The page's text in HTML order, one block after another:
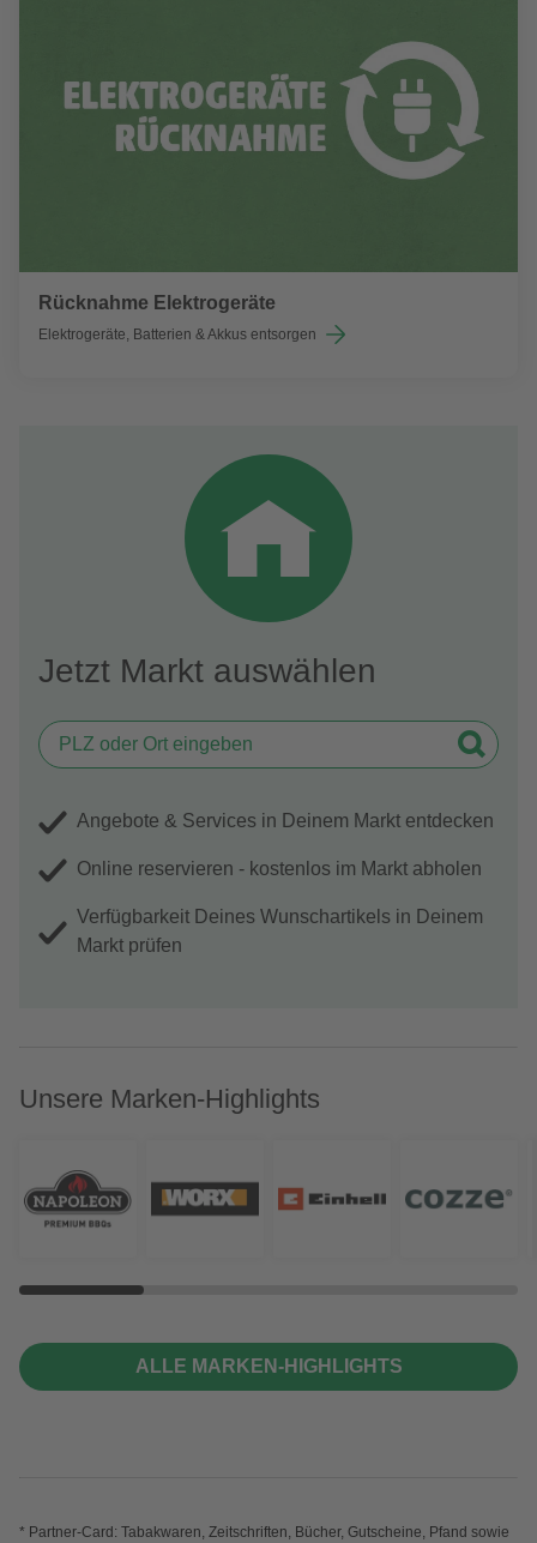
Rücknahme Elektrogeräte
Elektrogeräte, Batterien & Akkus entsorgen
Jetzt Markt auswählen
Angebote & Services in Deinem Markt entdecken
Online reservieren - kostenlos im Markt abholen
Verfügbarkeit Deines Wunschartikels in Deinem
Markt prüfen
Unsere Marken-Highlights
ALLE MARKEN-HIGHLIGHTS
* Partner-Card: Tabakwaren, Zeitschriften, Bücher, Gutscheine, Pfand sowie